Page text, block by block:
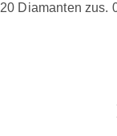
20 Diamanten zus.